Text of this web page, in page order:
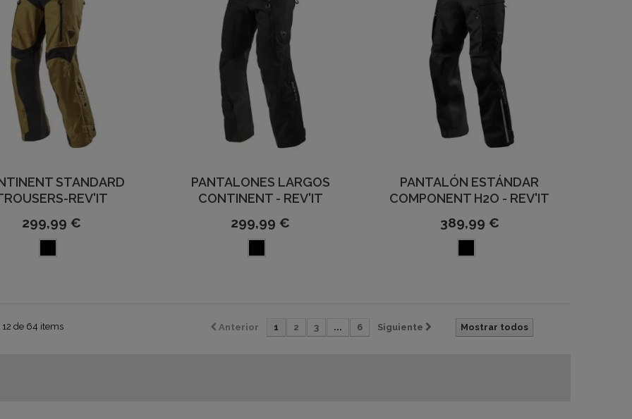
STANDARD
REV'IT
299,99 €
PANTALONES LARGOS
CONTINENT - REV'IT
299,99 €
PANTALÓN ESTÁNDAR
COMPONENT H2O - REV'IT
389,99 €
Mostrar todos
Anterior 1 2 3 ... 6 Siguiente
de 64 items